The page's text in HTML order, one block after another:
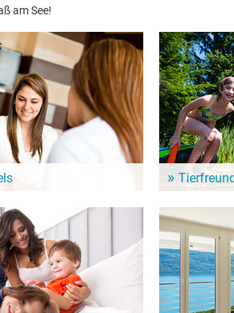
am See!
See-Urlaub. Günstige
oder länger.
in der
vierbeinige